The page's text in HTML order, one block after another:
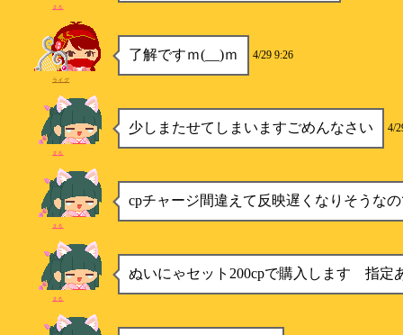
まる
了解ですｍ(__)ｍ 4/29 9:26
ライグ
少しまたせてしまいますごめんなさい 4/
まる
cpチャージ間違えて反映遅くなりそうな
まる
ぬいにゃセット200cpで購入します 指定
まる